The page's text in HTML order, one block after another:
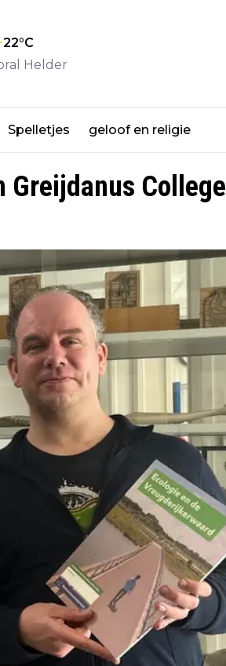
22°C
Helder
Spelletjes geloof en religie
Greijdanus College